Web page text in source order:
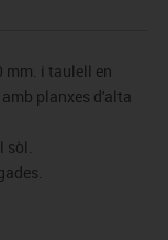
mm. i taulell en
planxes d'alta
sòl.